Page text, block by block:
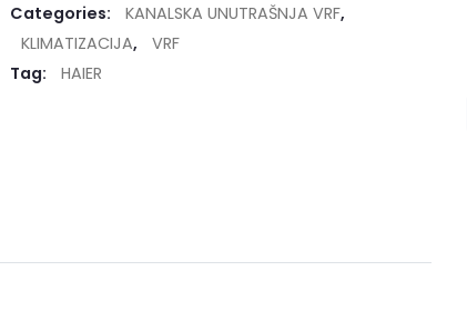
Categories:
KANALSKA UNUTRAŠNJA VRF,
KLIMATIZACIJA,
VRF
Tag:
HAIER